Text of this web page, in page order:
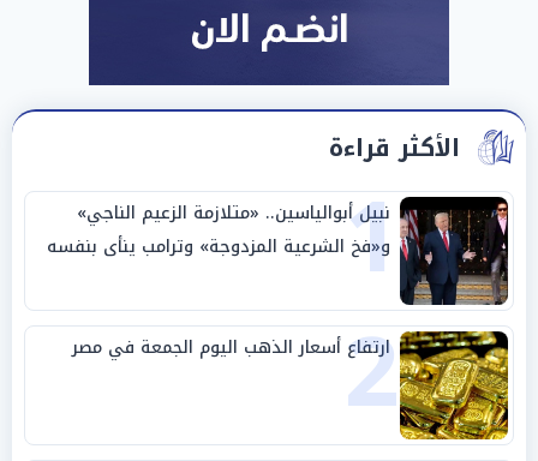
الأكثر قراءة
1
نبيل أبوالياسين.. «متلازمة الزعيم الناجي»
و«فخ الشرعية المزدوجة» وترامب ينأى بنفسه
وحليفه في «ميتم استراتيجي»
2
ارتفاع أسعار الذهب اليوم الجمعة في مصر